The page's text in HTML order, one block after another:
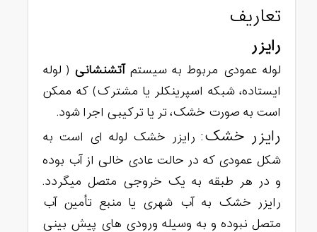
تعاریف
رایزر
لوله عمودی مربوط به سیستمآتشنشانی ( لوله
ایستاده، شبکه اسپرینکلر یا مشترک) که ممکن
است به صورت خشک، تر یا ترکیبی اجرا شود.
رایزر خشک: رایزر خشک لوله ای است به
شکل عمودی که در حالت عادی خالی از آب بوده
و در هر طبقه به یک خروجی متصل میگردد.
رایزر خشک به آب شهری یا منبع تأمین آب
متصل نبوده و به وسیله ورودی های پیش بینی